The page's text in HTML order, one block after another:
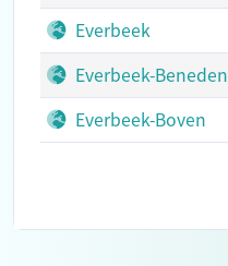
Everbeek
Everbeek-Beneden
Everbeek-Boven